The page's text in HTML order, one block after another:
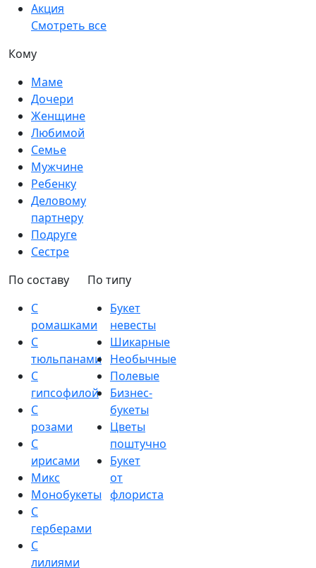
Акция
Смотреть все
Кому
Маме
Дочери
Женщине
Любимой
Семье
Мужчине
Ребенку
Деловому
партнеру
Подруге
Сестре
По составу
С
ромашками
С
тюльпанами
С
гипсофилой
С
розами
С
ирисами
Микс
Монобукеты
С
герберами
С
лилиями
По типу
Букет
невесты
Шикарные
Необычные
Полевые
Бизнес-
букеты
Цветы
поштучно
Букет
от
флориста